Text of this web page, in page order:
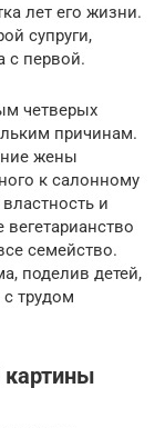
лет его жизни.
супруги,
с первой.
четверых
причинам.
жены
к салонному
и
семейство.
поделив детей,
трудом
картины